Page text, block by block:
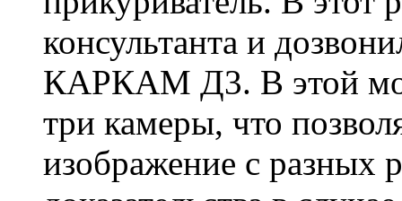
консультанта и
КАРКАМ Д3. В этой
три камеры, что
изображение с разных